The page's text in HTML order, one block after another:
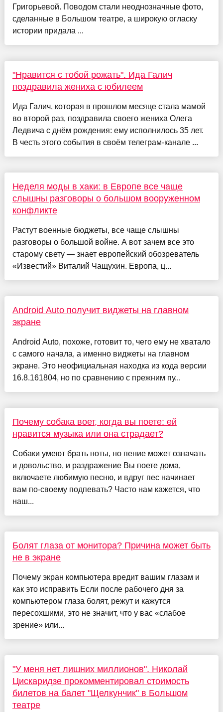
Григорьевой. Поводом стали неоднозначные фото,
сделанные в Большом театре, а широкую огласку
истории придала ...
"Нравится с тобой рожать". Ида Галич
поздравила жениха с юбилеем
Ида Галич, которая в прошлом месяце стала мамой
во второй раз, поздравила своего жениха Олега
Ледвича с днём рождения: ему исполнилось 35 лет.
В честь этого события в своём телеграм-канале ...
Неделя моды в хаки: в Европе все чаще
слышны разговоры о большом вооруженном
конфликте
Растут военные бюджеты, все чаще слышны
разговоры о большой войне. А вот зачем все это
старому свету — знает европейский обозреватель
«Известий» Виталий Чащухин. Европа, ц...
Android Auto получит виджеты на главном
экране
Android Auto, похоже, готовит то, чего ему не хватало
с самого начала, а именно виджеты на главном
экране. Это неофициальная находка из кода версии
16.8.161804, но по сравнению с прежним пу...
Почему собака воет, когда вы поете: ей
нравится музыка или она страдает?
Собаки умеют брать ноты, но пение может означать
и довольство, и раздражение Вы поете дома,
включаете любимую песню, и вдруг пес начинает
вам по-своему подпевать? Часто нам кажется, что
наш...
Болят глаза от монитора? Причина может быть
не в экране
Почему экран компьютера вредит вашим глазам и
как это исправить Если после рабочего дня за
компьютером глаза болят, режут и кажутся
пересохшими, это не значит, что у вас «слабое
зрение» или...
"У меня нет лишних миллионов". Николай
Цискаридзе прокомментировал стоимость
билетов на балет "Щелкунчик" в Большом
театре